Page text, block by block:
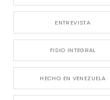
ENTREVISTA
FISIO INTEGRAL
HECHO EN VENEZUELA